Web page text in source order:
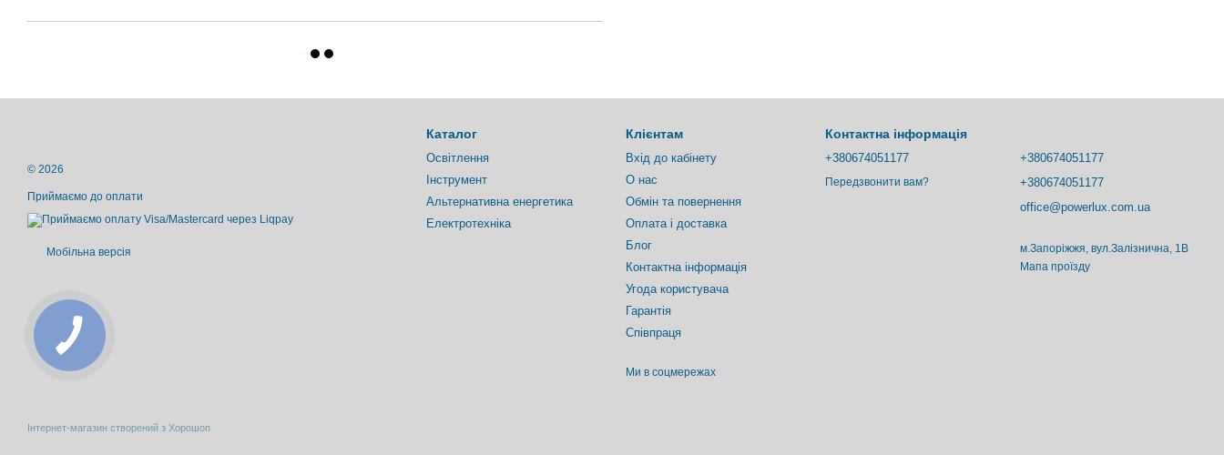
© 2026
Приймаємо до оплати
Мобільна версія
Інтернет-магазин створений з Хорошоп
Каталог
Освітлення
Інструмент
Альтернативна енергетика
Електротехніка
Клієнтам
Вхід до кабінету
О нас
Обмін та повернення
Оплата і доставка
Блог
Контактна інформація
Угода користувача
Гарантія
Співпраця
Ми в соцмережах
Контактна інформація
+380674051177
Передзвонити вам?
+380674051177
+380674051177
office@powerlux.com.ua
м.Запоріжжя, вул.Залізнична, 1В
Мапа проїзду